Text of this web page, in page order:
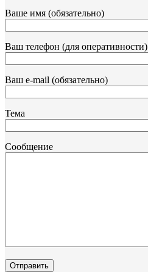
Ваше имя (обязательно)
Ваш телефон (для оперативности)
Ваш e-mail (обязательно)
Тема
Сообщение